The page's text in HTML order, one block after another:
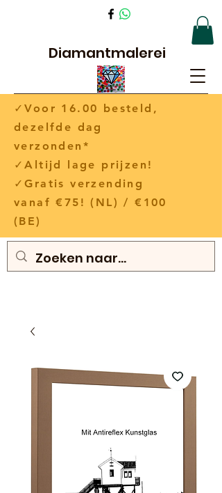
Diamantmalerei
✓Voor 16.00 besteld,
dezelfde dag
verzonden*
✓Altijd lage prijzen!
✓Gratis verzending
vanaf €75! (NL) / €100
(BE)